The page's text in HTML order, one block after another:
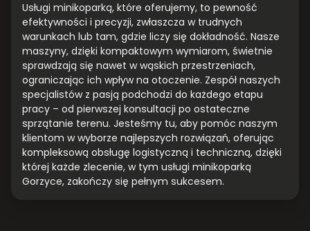
Usługi minikoparką, które oferujemy, to pewność
efektywności i precyzji, zwłaszcza w trudnych
warunkach lub tam, gdzie liczy się dokładność. Nasze
maszyny, dzięki kompaktowym wymiarom, świetnie
sprawdzają się nawet w wąskich przestrzeniach,
ograniczając ich wpływ na otoczenie. Zespół naszych
specjalistów z pasją podchodzi do każdego etapu
pracy – od pierwszej konsultacji po ostateczne
sprzątanie terenu. Jesteśmy tu, aby pomóc naszym
klientom w wyborze najlepszych rozwiązań, oferując
kompleksową obsługę logistyczną i techniczną, dzięki
której każde zlecenie, w tym usługi minikoparką
Gorzyce, zakończy się pełnym sukcesem.